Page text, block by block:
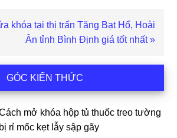
khóa tại thị trấn Tăng Bạt Hổ, Hoài
Ân tỉnh Bình Định giá tốt nhất »
GÓC KIẾN THỨC
mở khóa hộp tủ thuốc treo tường
bị rỉ mốc kẹt lẫy sập gãy